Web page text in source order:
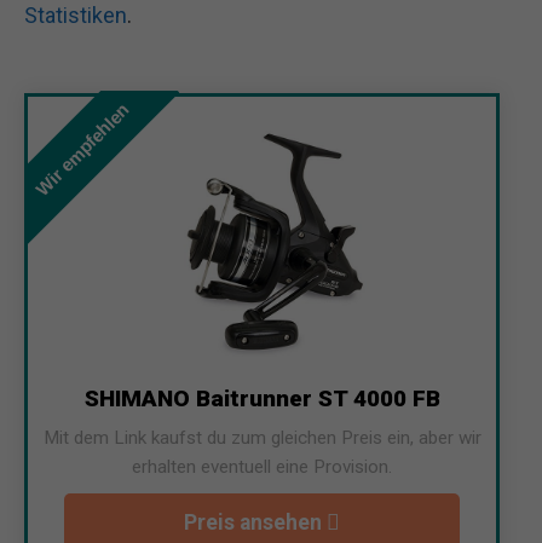
Statistiken.
Wir empfehlen
SHIMANO Baitrunner ST 4000 FB
Mit dem Link kaufst du zum gleichen Preis ein, aber wir
erhalten eventuell eine Provision.
Preis ansehen